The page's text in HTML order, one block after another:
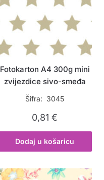
Fotokarton A4 300g mini
zvijezdice sivo-smeđa
Šifra: 3045
0,81€
Dodaj u košaricu